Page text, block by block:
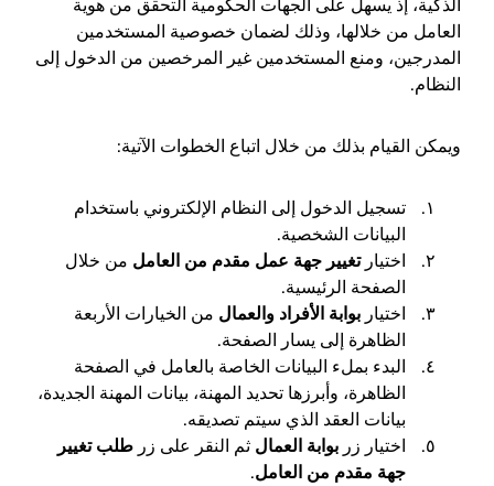
الذكية، إذ يسهل على الجهات الحكومية التحقق من هوية
العامل من خلالها، وذلك لضمان خصوصية المستخدمين
المدرجين، ومنع المستخدمين غير المرخصين من الدخول إلى
النظام.
ويمكن القيام بذلك من خلال اتباع الخطوات الآتية:
تسجيل الدخول إلى النظام الإلكتروني باستخدام
البيانات الشخصية.
اختيارتغيير جهة عمل مقدم من العامل من خلال
الصفحة الرئيسية.
اختيار بوابة الأفراد والعمال من الخيارات الأربعة
الظاهرة إلى يسار الصفحة.
البدء بملء البيانات الخاصة بالعامل في الصفحة
الظاهرة، وأبرزها تحديد المهنة، بيانات المهنة الجديدة،
بيانات العقد الذي سيتم تصديقه.
اختيار زر بوابة العمال ثم النقر على زر طلب تغيير
جهة مقدم من العامل.